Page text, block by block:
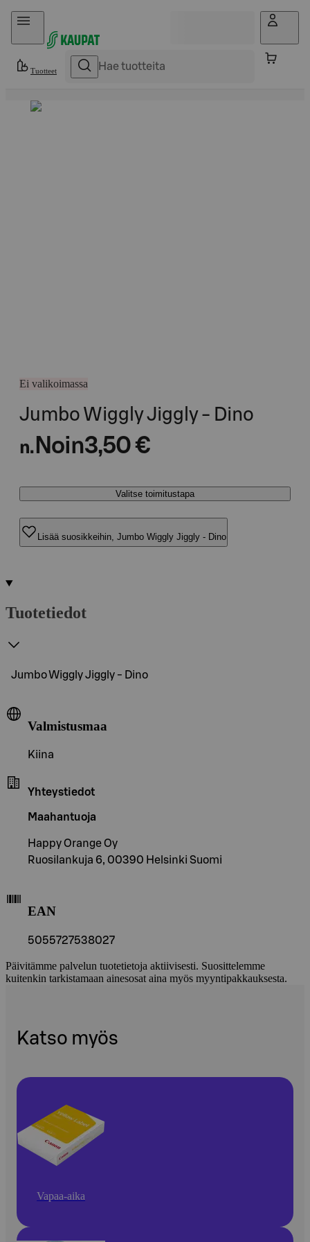
Hyppää sisältöön
Tuotteet
Ei valikoimassa
Jumbo Wiggly Jiggly - Dino
n. Noin3,50 €
Valitse toimitustapa
Lisää suosikkeihin, Jumbo Wiggly Jiggly - Dino
Tuotetiedot
Jumbo Wiggly Jiggly - Dino
Valmistusmaa
Kiina
Yhteystiedot
Maahantuoja
Happy Orange Oy
Ruosilankuja 6, 00390 Helsinki Suomi
EAN
5055727538027
Päivitämme palvelun tuotetietoja aktiivisesti. Suosittelemme
kuitenkin tarkistamaan ainesosat aina myös myyntipakkauksesta.
Katso myös
Vapaa-aika